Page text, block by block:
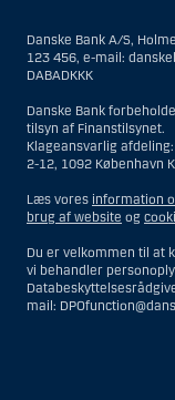
Danske Bank A/S,
123 456, e-mail:
DABADKKK
Danske Bank
tilsyn af Finanstilsynet.
Klageansvarlig
2-12, 1092 København
Læs vores information
brug af website og
Du er velkommen til at
vi behandler
mail: